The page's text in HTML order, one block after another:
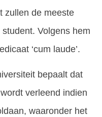
zullen de meeste
Volgens hem
‘cum laude’.
bepaalt dat
verleend indien
waaronder het